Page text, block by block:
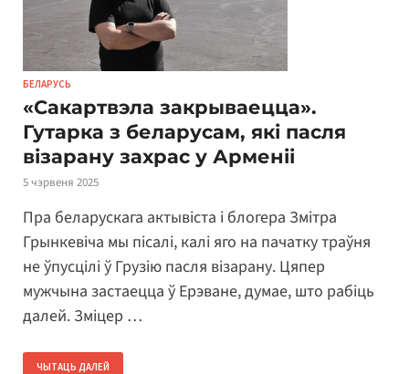
БЕЛАРУСЬ
«Сакартвэла закрываецца».
Гутарка з беларусам, які пасля
візарану захрас у Арменіі
5 чэрвеня 2025
Пра беларускага актывіста і блогера Змітра
Грынкевіча мы пісалі, калі яго на пачатку траўня
не ўпусцілі ў Грузію пасля візарану. Цяпер
мужчына застаецца ў Ерэване, думае, што рабіць
далей. Зміцер …
ЧЫТАЦЬ ДАЛЕЙ